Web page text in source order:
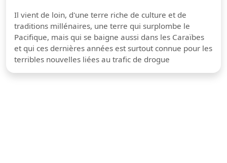
Il vient de loin, d'une terre riche de culture et de
traditions millénaires, une terre qui surplombe le
Pacifique, mais qui se baigne aussi dans les Caraïbes
et qui ces dernières années est surtout connue pour les
terribles nouvelles liées au trafic de drogue